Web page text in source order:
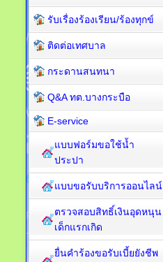
รับเรื่องร้องเรียน/ร้องทุกข์
ติดต่อเทศบาล
กระดานสนทนา
Q&A ทต.บางกระบือ
E-service
แบบฟอร์มขอใช้น้ำ
ประปา
แบบขอรับบริการออนไลน์
ตรวจสอบสิทธิ์เงินอุดหนุน
เด็กแรกเกิด
ยื่นคำร้องขอรับเบี้ยยังชีพ